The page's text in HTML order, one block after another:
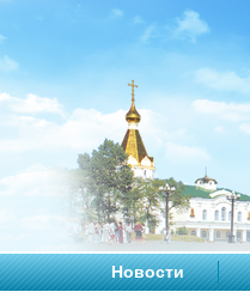
Новости